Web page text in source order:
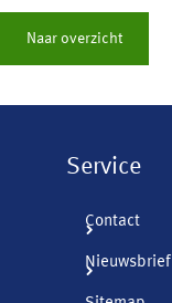
Naar overzicht
Service
Contact
Nieuwsbrief